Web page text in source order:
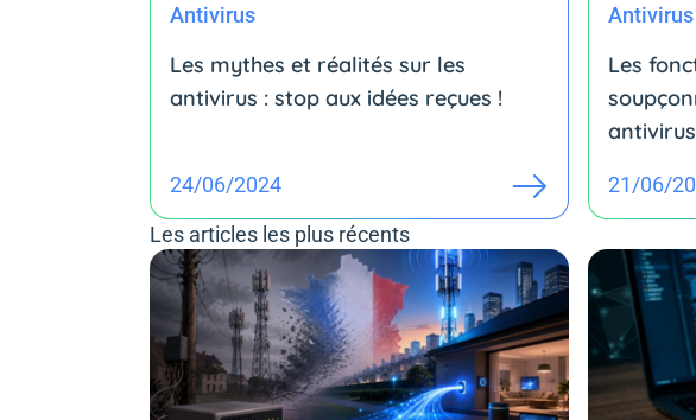
Antivirus
Les mythes et réalités sur les
antivirus : stop aux idées reçues !
24/06/2024
Antivirus
Les
antivirus
21/06/
Les articles les plus récents